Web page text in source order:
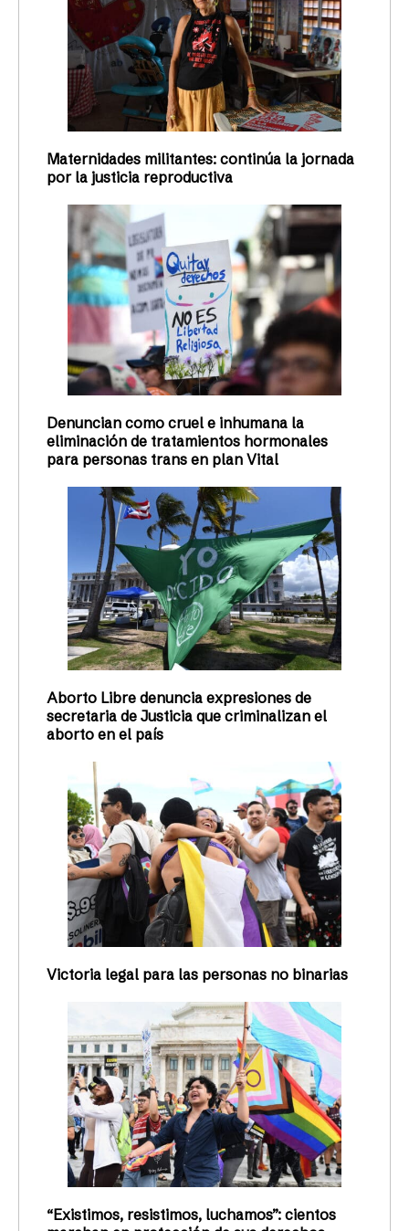
Maternidades militantes: continúa la jornada
por la justicia reproductiva
Denuncian como cruel e inhumana la
eliminación de tratamientos hormonales
para personas trans en plan Vital
Aborto Libre denuncia expresiones de
secretaria de Justicia que criminalizan el
aborto en el país
Victoria legal para las personas no binarias
“Existimos, resistimos, luchamos”: cientos